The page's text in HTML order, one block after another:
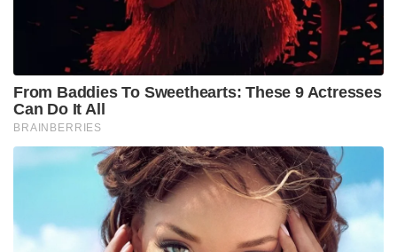
From Baddies To Sweethearts: These 9 Actresses
Can Do It All
BRAINBERRIES